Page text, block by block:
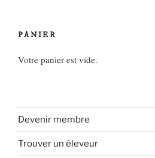
PANIER
Votre panier est vide.
Devenir membre
Trouver un éleveur